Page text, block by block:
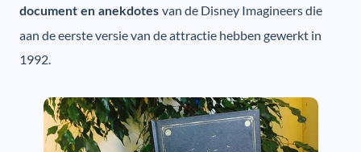
document en anekdotes van de Disney Imagineers die
aan de eerste versie van de attractie hebben gewerkt in
1992.